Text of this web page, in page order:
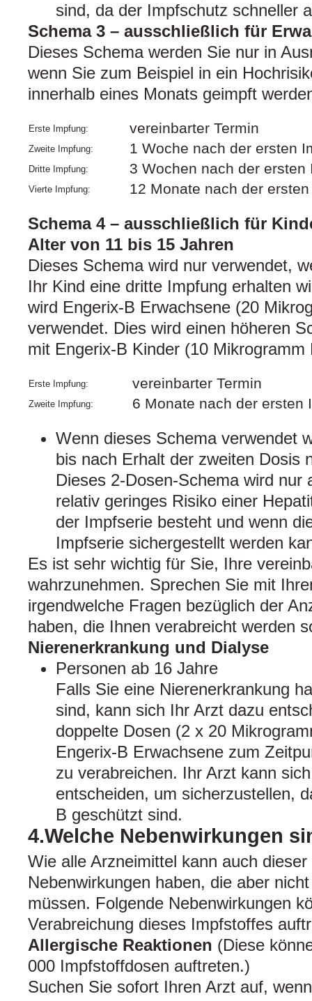
sind, da der Impfschutz schneller
Schema 3 – ausschließlich für
Dieses Schema werden Sie nur in
wenn Sie zum Beispiel in ein
innerhalb eines Monats geimpft
Erste Impfung: vereinbarter Termin
Zweite Impfung: 1 Woche nach der ersten
Dritte Impfung: 3 Wochen nach der ersten
Vierte Impfung: 12 Monate nach der
Schema 4 – ausschließlich für
Alter von 11 bis 15 Jahren
Dieses Schema wird nur verwendet,
Ihr Kind eine dritte Impfung erhalten
wird Engerix-B Erwachsene (20
verwendet. Dies wird einen höheren
mit Engerix-B Kinder (10
Erste Impfung: vereinbarter Termin
Zweite Impfung: 6 Monate nach der ersten
Wenn dieses Schema verwendet
bis nach Erhalt der zweiten Dosis
Dieses 2-Dosen-Schema wird nur
relativ geringes Risiko einer
der Impfserie besteht und wenn
Impfserie sichergestellt werden
Es ist sehr wichtig für Sie, Ihre
wahrzunehmen. Sprechen Sie mit
irgendwelche Fragen bezüglich der
haben, die Ihnen verabreicht werden
Nierenerkrankung und Dialyse
Personen ab 16 Jahre
Falls Sie eine Nierenerkrankung
sind, kann sich Ihr Arzt dazu
doppelte Dosen (2 x 20
Engerix-B Erwachsene zum
zu verabreichen. Ihr Arzt kann
entscheiden, um sicherzustellen,
B geschützt sind.
4.Welche Nebenwirkungen
Wie alle Arzneimittel kann auch
Nebenwirkungen haben, die aber
müssen. Folgende Nebenwirkungen
Verabreichung dieses Impfstoffes
Allergische Reaktionen (Diese
000 Impfstoffdosen auftreten.)
Suchen Sie sofort Ihren Arzt auf,